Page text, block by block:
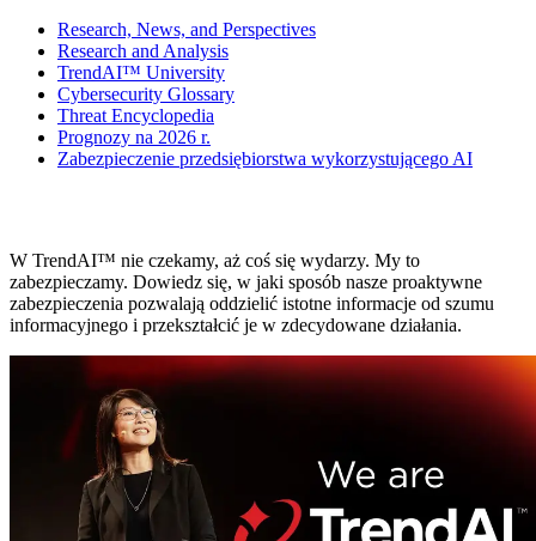
Research, News, and Perspectives
Research and Analysis
TrendAI™ University
Cybersecurity Glossary
Threat Encyclopedia
Prognozy na 2026 r.
Zabezpieczenie przedsiębiorstwa wykorzystującego AI
W TrendAI™ nie czekamy, aż coś się wydarzy. My to
zabezpieczamy. Dowiedz się, w jaki sposób nasze proaktywne
zabezpieczenia pozwalają oddzielić istotne informacje od szumu
informacyjnego i przekształcić je w zdecydowane działania.